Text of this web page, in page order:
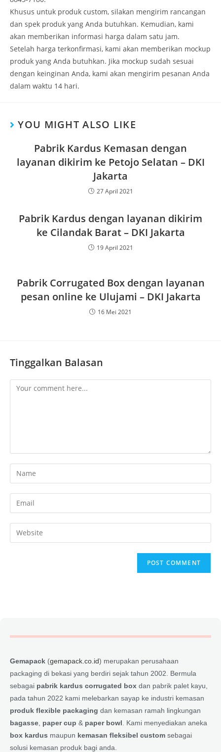
Khusus untuk produk custom, silakan mengirim rancangan
dan spek produk yang Anda butuhkan. Kemudian, kami
akan memberikan informasi harga dalam satu jam.
Setelah harga terkonfirmasi, kami akan memberikan mockup
produk yang Anda butuhkan. Jika mockup sudah sesuai
dengan keinginan Anda, kami akan mengirim pesanan Anda
dalam waktu 14 hari.
YOU MIGHT ALSO LIKE
Pabrik Kardus Kemasan dengan
layanan dikirim ke Petojo Selatan – DKI
Jakarta
27 April 2021
Pabrik Kardus dengan layanan dikirim
ke Cilandak Barat – DKI Jakarta
19 April 2021
Pabrik Corrugated Box dengan layanan
pesan online ke Ulujami – DKI Jakarta
16 Mei 2021
Tinggalkan Balasan
Gemapack (gemapack.co.id) merupakan perusahaan
packaging di bekasi yang berdiri sejak tahun 2002. Bermula
sebagai pabrik kardus corrugated box dan pabrik palet kayu,
pada tahun 2022 kami melebarkan sayap ke industri kemasan
produk flexible packaging dan kemasan ramah lingkungan
bagasse paper cup & paper bowl . Kami menyediakan aneka
box kardus maupun kemasan fleksibel custom sebagai
solusi kemasan produk bagi anda.